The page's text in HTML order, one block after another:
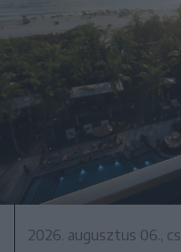
2026. augusztus 06.,